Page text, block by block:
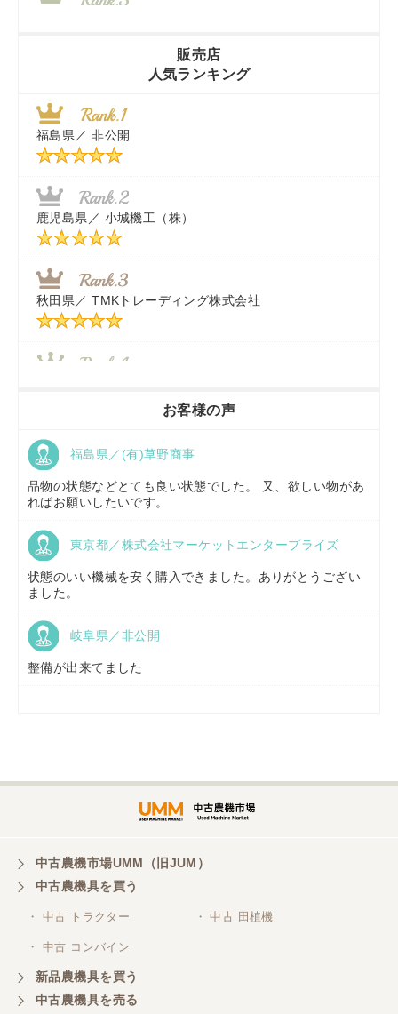
近江商事合同会社：「茨城中古農建機販売」
千葉県／ 株式会社テクノ・タカ
福岡県／株式会社カドワキ機械（旧ナカガワ農機商会）
東京都／
秋田県／ TMKトレーディング株式会社
販売店
人気ランキング
福島県／ 非公開
鹿児島県／ 小城機工（株）
秋田県／ TMKトレーディング株式会社
京都府／
福島県／(有)草野商事
山形県／株式会社ノーキステージ
株式会社トミタモータース
三重県／株式会社 ケイ・エス・エンタープライズ
お客様の声
福島県／(有)草野商事
品物の状態などとても良い状態でした。 又、欲しい物があ
ればお願いしたいです。
東京都／株式会社マーケットエンタープライズ
状態のいい機械を安く購入できました。ありがとうござい
ました。
岐阜県／非公開
整備が出来てました
中古農機市場UMM（旧JUM）
中古農機具を買う
・ 中古 トラクター ・ 中古 田植機
・ 中古 コンバイン
新品農機具を買う
中古農機具を売る